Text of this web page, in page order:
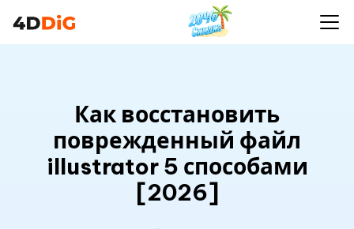
Как восстановить
поврежденный файл
illustrator 5 способами
[2026]